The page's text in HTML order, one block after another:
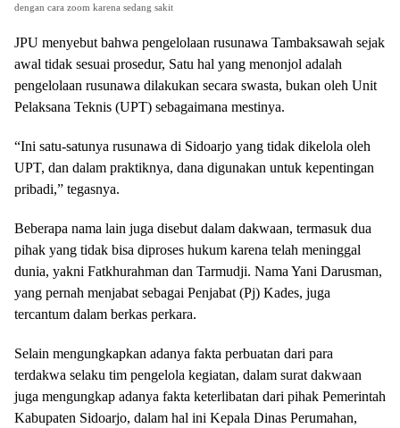
dengan cara zoom karena sedang sakit
JPU menyebut bahwa pengelolaan rusunawa Tambaksawah sejak
awal tidak sesuai prosedur, Satu hal yang menonjol adalah
pengelolaan rusunawa dilakukan secara swasta, bukan oleh Unit
Pelaksana Teknis (UPT) sebagaimana mestinya.
“Ini satu-satunya rusunawa di Sidoarjo yang tidak dikelola oleh
UPT, dan dalam praktiknya, dana digunakan untuk kepentingan
pribadi,” tegasnya.
Beberapa nama lain juga disebut dalam dakwaan, termasuk dua
pihak yang tidak bisa diproses hukum karena telah meninggal
dunia, yakni Fatkhurahman dan Tarmudji. Nama Yani Darusman,
yang pernah menjabat sebagai Penjabat (Pj) Kades, juga
tercantum dalam berkas perkara.
Selain mengungkapkan adanya fakta perbuatan dari para
terdakwa selaku tim pengelola kegiatan, dalam surat dakwaan
juga mengungkap adanya fakta keterlibatan dari pihak Pemerintah
Kabupaten Sidoarjo, dalam hal ini Kepala Dinas Perumahan,